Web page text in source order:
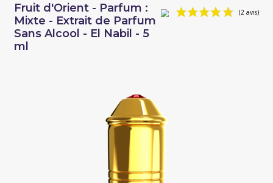
Fruit d'Orient - Parfum :
Mixte - Extrait de Parfum
Sans Alcool - El Nabil - 5
ml